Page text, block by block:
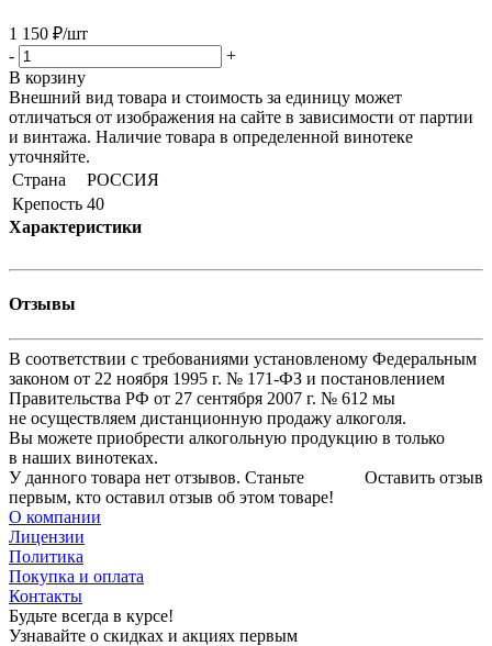
1 150 ₽/шт
-
+
В корзину
Внешний вид товара и стоимость за единицу может
отличаться от изображения на сайте в зависимости от партии
и винтажа. Наличие товара в определенной винотеке
уточняйте.
Страна
РОССИЯ
Крепость 40
Характеристики
Отзывы
В соответствии с требованиями установленому Федеральным
законом от 22 ноября 1995 г. № 171-ФЗ и постановлением
Правительства РФ от 27 сентября 2007 г. № 612 мы
не осуществляем дистанционную продажу алкоголя.
Вы можете приобрести алкогольную продукцию в только
в наших винотеках.
Оставить отзыв
У данного товара нет отзывов. Станьте
первым, кто оставил отзыв об этом товаре!
О компании
Лицензии
Политика
Покупка и оплата
Контакты
Будьте всегда в курсе!
Узнавайте о скидках и акциях первым